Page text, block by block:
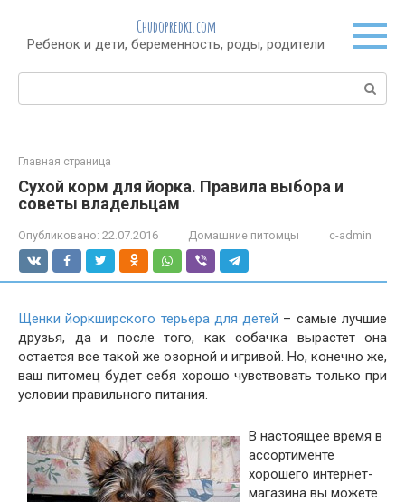
контенту
Chudopredki.com
Ребенок и дети, беременность, роды, родители
Поиск:
Главная страница
Сухой корм для йорка. Правила выбора и
советы владельцам
Опубликовано: 22.07.2016 Домашние питомцы c-admin
Щенки йоркширского терьера для детей – самые лучшие
друзья, да и после того, как собачка вырастет она
остается все такой же озорной и игривой. Но, конечно же,
ваш питомец будет себя хорошо чувствовать только при
условии правильного питания.
В настоящее время в
ассортименте
хорошего интернет-
магазина вы можете